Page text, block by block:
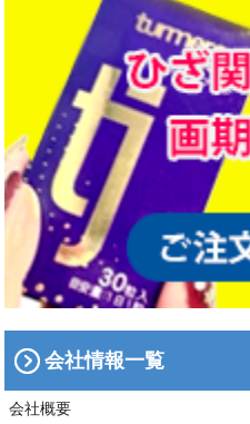
会社情報一覧
会社概要